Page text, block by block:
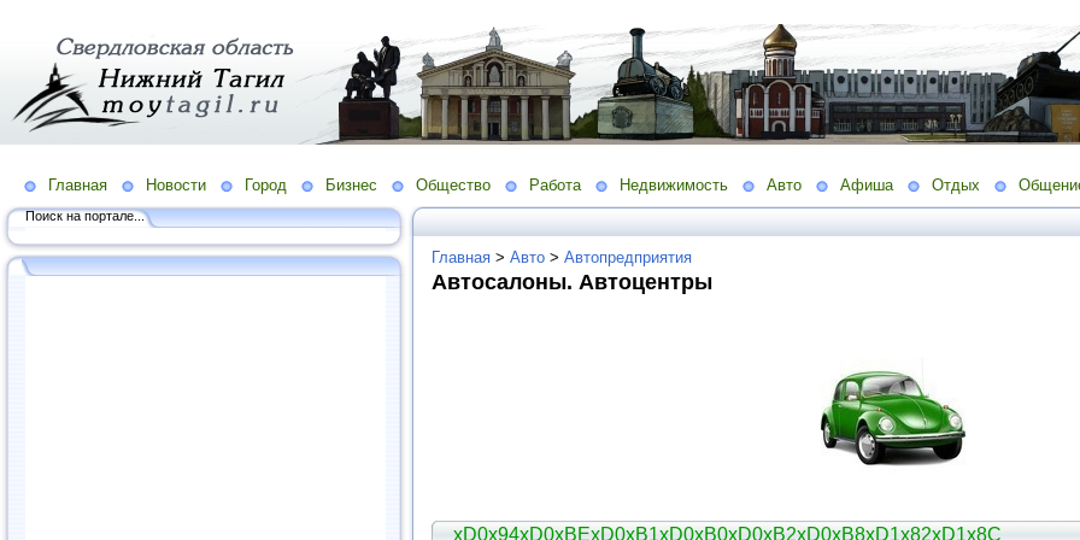
Главная Новости Город Бизнес Общество Работа Недвижимость Авто Афиша Отдых
Поиск на портале...
Главная > Авто > Автопредприятия
Автосалоны. Автоцентры
xD0x94xD0xBExD0xB1xD0xB0xD0xB2xD0xB8xD1x82xD1x8C